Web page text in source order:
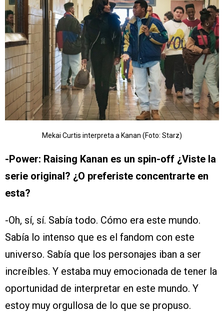
Mekai Curtis interpreta a Kanan (Foto: Starz)
-Power: Raising Kanan es un spin-off ¿Viste la
serie original? ¿O preferiste concentrarte en
esta?
-Oh, sí, sí. Sabía todo. Cómo era este mundo.
Sabía lo intenso que es el fandom con este
universo. Sabía que los personajes iban a ser
increíbles. Y estaba muy emocionada de tener la
oportunidad de interpretar en este mundo. Y
estoy muy orgullosa de lo que se propuso.